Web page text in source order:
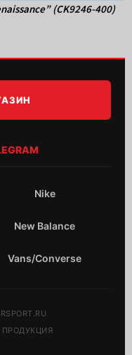
(CK9246-400)
Nike
New Balance
Vans/Converse
ПРОДУКЦИЯ